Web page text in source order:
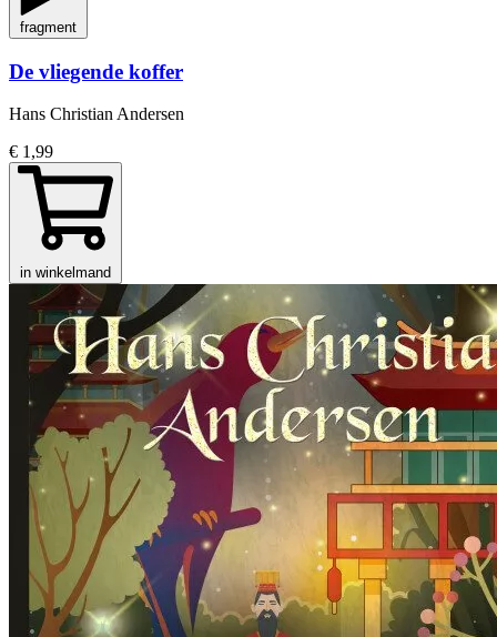
fragment
De vliegende koffer
Hans Christian Andersen
€ 1,99
in winkelmand